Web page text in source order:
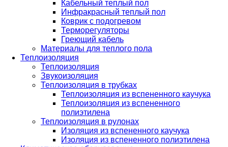
Кабельный теплый пол
Инфракрасный теплый пол
Коврик с подогревом
Терморегуляторы
Греющий кабель
Материалы для теплого пола
Теплоизоляция
Теплоизоляция
Звукоизоляция
Теплоизоляция в трубках
Теплоизоляция из вспененного каучука
Теплоизоляция из вспененного
полиэтилена
Теплоизоляция в рулонах
Изоляция из вспененного каучука
Изоляция из вспененного полиэтилена